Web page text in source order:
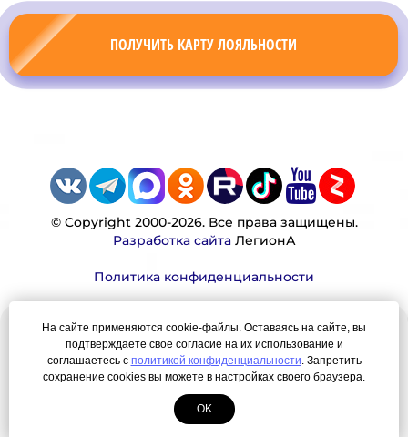
ПОЛУЧИТЬ КАРТУ ЛОЯЛЬНОСТИ
© Copyright 2000-2026. Все права защищены.
Разработка сайтаЛегионА
Политика конфиденциальности
Наша миссия:
Мы — честно, много, давно продаем вещи,
которые Вы ищете. Для нас главная ценность —
результат для нашего клиента!
На сайте применяются cookie-файлы. Оставаясь на сайте, вы
подтверждаете свое согласие на их использование и
соглашаетесь с политикой конфиденциальности. Запретить
сохранение cookies вы можете в настройках своего браузера.
OK